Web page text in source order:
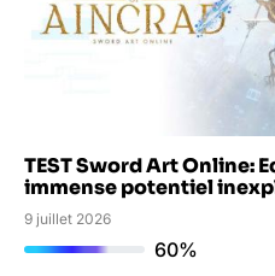
TEST Sword Art Online:
immense potentiel
9 juillet 2026
60%